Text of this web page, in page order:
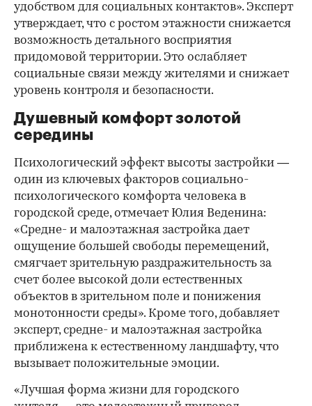
удобством для социальных контактов». Эксперт
утверждает, что с ростом этажности снижается
возможность детального восприятия
придомовой территории. Это ослабляет
социальные связи между жителями и снижает
уровень контроля и безопасности.
Душевный комфорт золотой
середины
Психологический эффект высоты застройки —
один из ключевых факторов социально-
психологического комфорта человека в
городской среде, отмечает Юлия Веденина:
«Средне- и малоэтажная застройка дает
ощущение большей свободы перемещений,
смягчает зрительную раздражительность за
счет более высокой доли естественных
объектов в зрительном поле и понижения
монотонности среды». Кроме того, добавляет
эксперт, средне- и малоэтажная застройка
приближена к естественному ландшафту, что
вызывает положительные эмоции.
«Лучшая форма жизни для городского